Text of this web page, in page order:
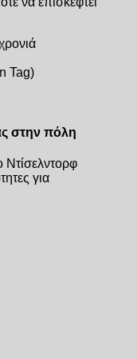
Tag)
στην πόλη
Ντίσελντορφ
για